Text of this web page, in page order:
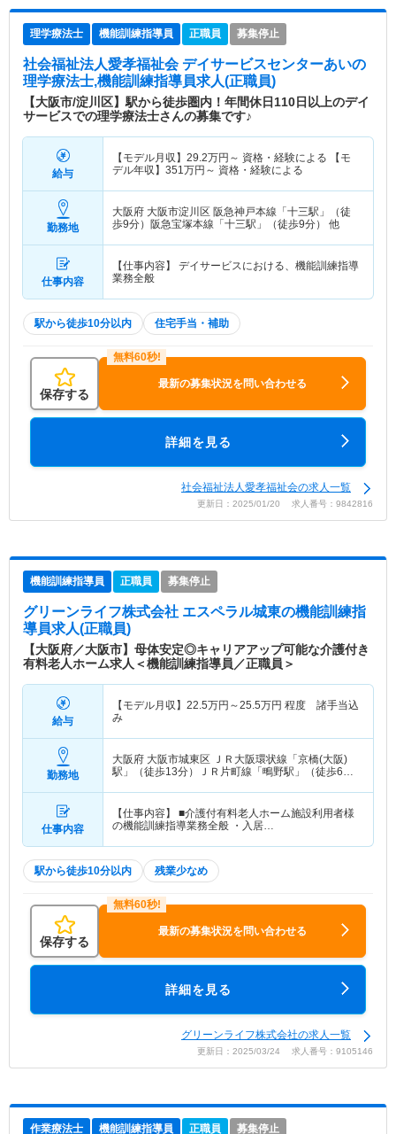
理学療法士 機能訓練指導員 正職員 募集停止
社会福祉法人愛孝福祉会 デイサービスセンターあいの
理学療法士,機能訓練指導員求人(正職員)
【大阪市/淀川区】駅から徒歩圏内！年間休日110日以上のデイ
サービスでの理学療法士さんの募集です♪
給与
【モデル月収】 29.2万円～ 資格・経験による 【モ
デル年収】 351万円～ 資格・経験による
勤務地
大阪府 大阪市淀川区 阪急神戸本線「十三駅」（徒
歩9分）阪急宝塚本線「十三駅」（徒歩9分） 他
仕事内容
【仕事内容】 デイサービスにおける、機能訓練指導
業務全般
駅から徒歩10分以内 住宅手当・補助
保存する
最新の募集状況を問い合わせる
詳細を見る
社会福祉法人愛孝福祉会の求人一覧
更新日：2025/01/20 求人番号：9842816
機能訓練指導員 正職員 募集停止
グリーンライフ株式会社 エスペラル城東の機能訓練指
導員求人(正職員)
【大阪府／大阪市】母体安定◎キャリアアップ可能な介護付き
有料老人ホーム求人＜機能訓練指導員／正職員＞
給与
【モデル月収】 22.5万円～25.5万円 程度 諸手当込
み
勤務地
大阪府 大阪市城東区 ＪＲ大阪環状線「京橋(大阪)
駅」（徒歩13分）ＪＲ片町線「鴫野駅」（徒歩6
仕事内容
【仕事内容】 ■介護付有料老人ホーム施設利用者様
の機能訓練指導業務全般 ・入居…
駅から徒歩10分以内 残業少なめ
保存する
最新の募集状況を問い合わせる
詳細を見る
グリーンライフ株式会社の求人一覧
更新日：2025/03/24 求人番号：9105146
作業療法士 機能訓練指導員 正職員 募集停止